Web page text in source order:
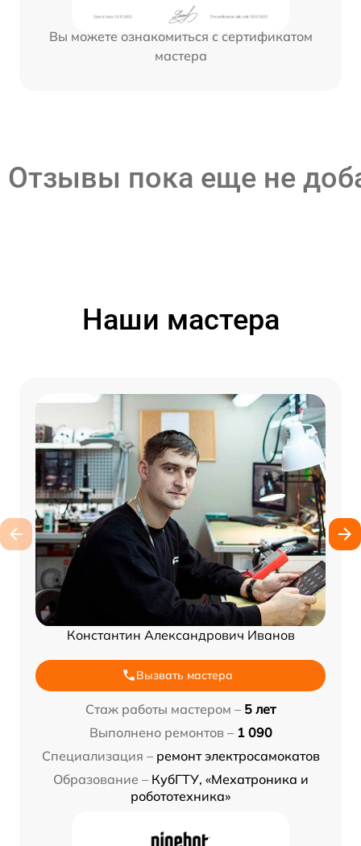
Вы можете ознакомиться с сертификатом
мастера
Отзывы пока еще не
Наши мастера
Константин Александрович Иванов
Вызвать мастера
Стаж работы мастером – 5 лет
Выполнено ремонтов – 1 090
Специализация – ремонт электросамокатов
Образование – КубГТУ, «Мехатроника и
робототехника»